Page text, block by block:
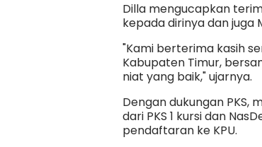
Dilla mengucapkan
kepada dirinya dan juga
"Kami berterima kasih
Kabupaten Timur,
niat yang baik," ujarnya.
Dengan dukungan PKS,
dari PKS 1 kursi dan
pendaftaran ke KPU.